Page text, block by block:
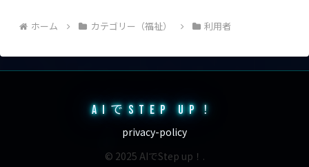
ホーム カテゴリー（福祉） 利用者
AIでSTEP UP！
privacy-policy
© 2025 AIでStep up！.